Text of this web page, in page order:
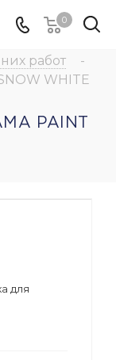
0
работ
-
WHITE
PAINT
для